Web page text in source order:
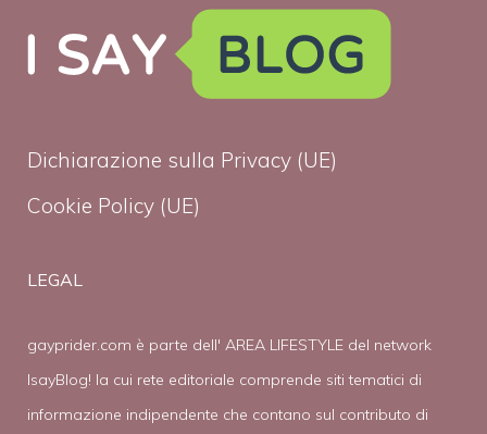
Dichiarazione sulla Privacy (UE)
Cookie Policy (UE)
LEGAL
gayprider.com è parte dell' AREA LIFESTYLE del network
IsayBlog! la cui rete editoriale comprende siti tematici di
informazione indipendente che contano sul contributo di